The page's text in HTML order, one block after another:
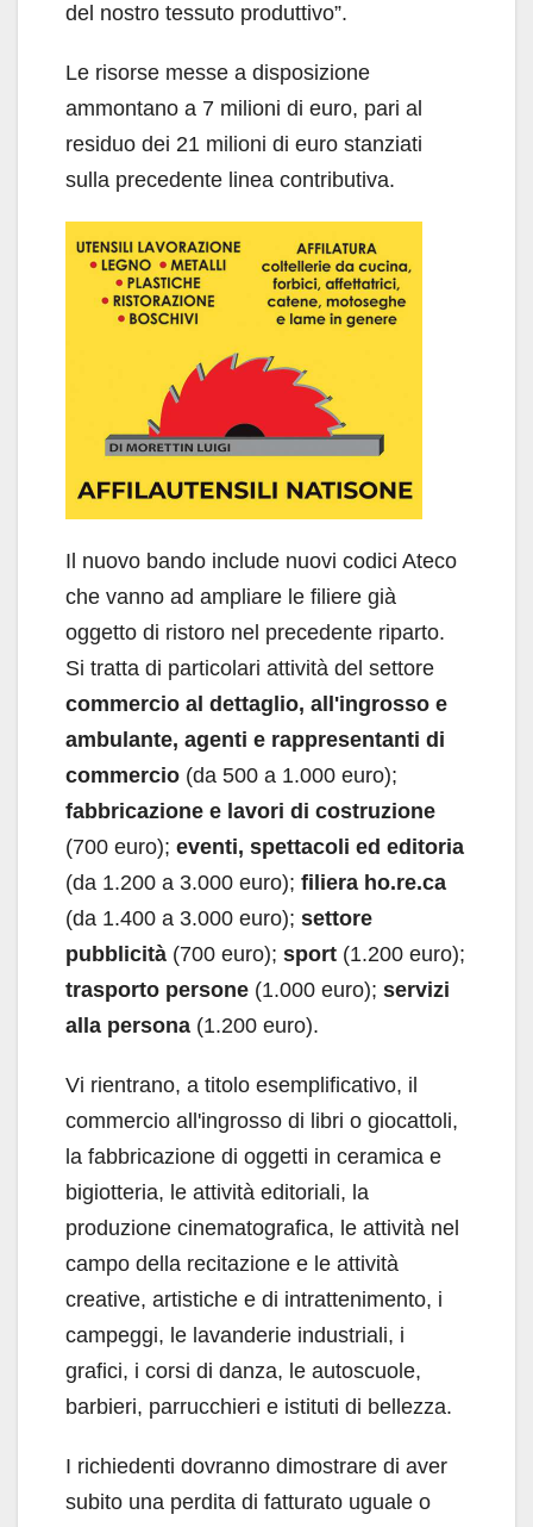
del nostro tessuto produttivo”.
Le risorse messe a disposizione
ammontano a 7 milioni di euro, pari al
residuo dei 21 milioni di euro stanziati
sulla precedente linea contributiva.
Il nuovo bando include nuovi codici Ateco
che vanno ad ampliare le filiere già
oggetto di ristoro nel precedente riparto.
Si tratta di particolari attività del settore
commercio al dettaglio, all'ingrosso e
ambulante, agenti e rappresentanti di
commercio (da 500 a 1.000 euro);
fabbricazione e lavori di costruzione
(700 euro); eventi, spettacoli ed editoria
(da 1.200 a 3.000 euro); filiera ho.re.ca
(da 1.400 a 3.000 euro); settore
pubblicità (700 euro); sport (1.200 euro);
trasporto persone (1.000 euro); servizi
alla persona (1.200 euro).
Vi rientrano, a titolo esemplificativo, il
commercio all'ingrosso di libri o giocattoli,
la fabbricazione di oggetti in ceramica e
bigiotteria, le attività editoriali, la
produzione cinematografica, le attività nel
campo della recitazione e le attività
creative, artistiche e di intrattenimento, i
campeggi, le lavanderie industriali, i
grafici, i corsi di danza, le autoscuole,
barbieri, parrucchieri e istituti di bellezza.
I richiedenti dovranno dimostrare di aver
subito una perdita di fatturato uguale o